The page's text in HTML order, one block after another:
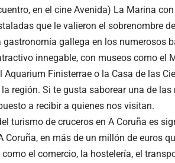
en el cine Avenida) La Marina
que le valieron el sobrenombre
gallega en los numerosos
innegable, con museos como el
Aquarium Finisterrae o la Casa de las
región. Si te gusta saborear una de
a recibir a quienes nos visitan.
turismo de cruceros en A Coruña es
Coruña, en más de un millón de euros
el comercio, la hostelería, el